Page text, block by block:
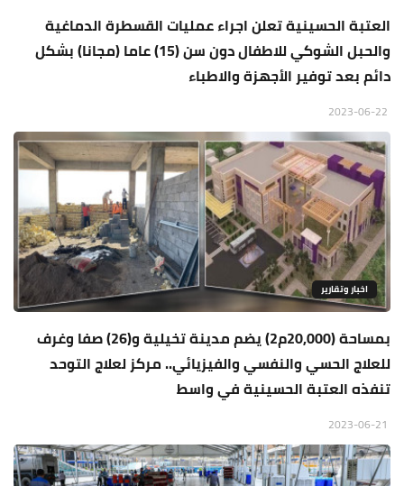
العتبة الحسينية تعلن اجراء عمليات القسطرة الدماغية
والحبل الشوكي للاطفال دون سن (15) عاما (مجانا) بشكل
دائم بعد توفير الأجهزة والاطباء
اخبار وتقارير
بمساحة (20,000م2) يضم مدينة تخيلية و(26) صفا وغرف
للعلاج الحسي والنفسي والفيزيائي.. مركز لعلاج التوحد
تنفذه العتبة الحسينية في واسط